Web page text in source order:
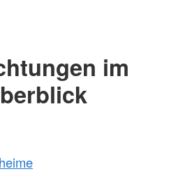
im